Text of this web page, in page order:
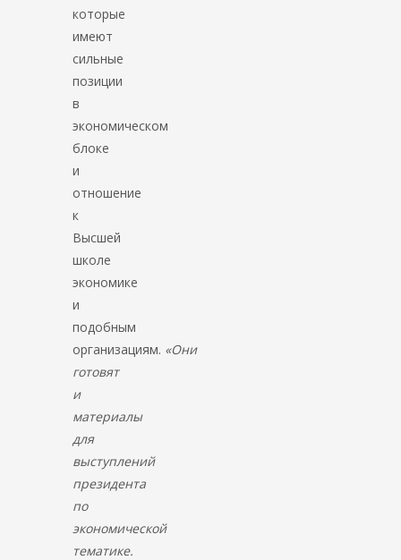
которые
имеют
сильные
позиции
в
экономическом
блоке
и
отношение
к
Высшей
школе
экономике
и
подобным
организациям. «Они
готовят
и
материалы
для
выступлений
президента
по
экономической
тематике.